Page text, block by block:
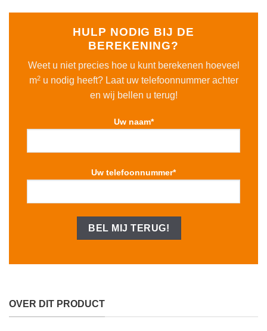
HULP NODIG BIJ DE
BEREKENING?
Weet u niet precies hoe u kunt berekenen hoeveel
m2u nodig heeft? Laat uw telefoonnummer achter
en wij bellen u terug!
Uw naam*
Uw telefoonnummer*
OVER DIT PRODUCT